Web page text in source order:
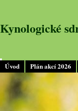
Úvod Plán akcí 2026
Kynologické